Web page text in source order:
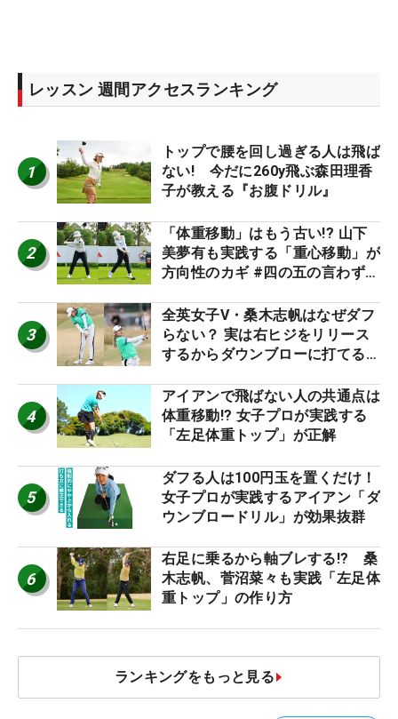
レッスン 週間アクセスランキング
1
トップで腰を回し過ぎる人は飛ば
ない! 今だに260y飛ぶ森田理香
子が教える『お腹ドリル』
2
「体重移動」はもう古い!? 山下
美夢有も実践する「重心移動」が
方向性のカギ #四の五の言わず振
3
全英女子V・桑木志帆はなぜダフ
らない？ 実は右ヒジをリリース
するからダウンブローに打てる #
4
アイアンで飛ばない人の共通点は
体重移動!? 女子プロが実践する
「左足体重トップ」が正解
5
ダフる人は100円玉を置くだけ！
女子プロが実践するアイアン「ダ
ウンブロードリル」が効果抜群
6
右足に乗るから軸ブレする!? 桑
木志帆、菅沼菜々も実践「左足体
重トップ」の作り方
ランキングをもっと見る